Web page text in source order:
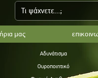
μας
Αδυνάτισμα
Ουροποιητικό